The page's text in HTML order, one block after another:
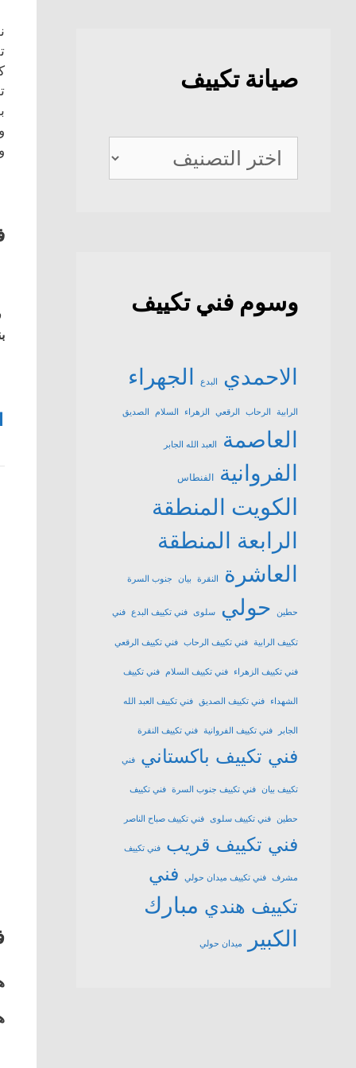
صيانة تكييف
صيانة
تكييف
وسوم فني تكييف
الاحمدي البدع الجهراء
الرابية الرحاب الرقعي الزهراء السلام الصديق
العاصمة العبد الله الجابر
الفروانية الفنطاس
الكويت المنطقة
الرابعة المنطقة
العاشرة
النقرة بيان جنوب السرة
حطين حولي سلوى فني تكييف البدع فني
تكييف الرابية فني تكييف الرحاب فني تكييف الرقعي
فني تكييف الزهراء فني تكييف السلام فني تكييف
الشهداء فني تكييف الصديق فني تكييف العبد الله
الجابر فني تكييف الفروانية فني تكييف النقرة
فني تكييف باكستاني فني
تكييف بيان فني تكييف جنوب السرة فني تكييف
حطين فني تكييف سلوى فني تكييف صباح الناصر
فني تكييف قريب فني تكييف
مشرف فني تكييف ميدان حولي
فني
تكييف هندي مبارك
الكبير
ميدان حولي